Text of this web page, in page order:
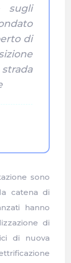
sugli
di
sono
catena di
hanno
di
di nuova